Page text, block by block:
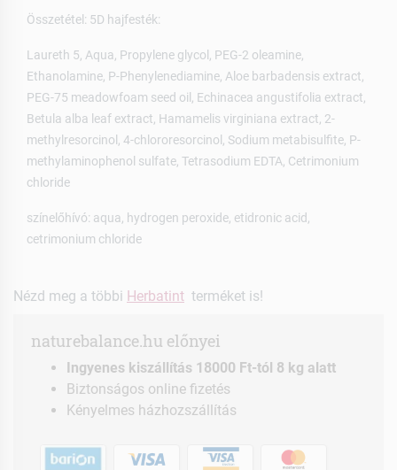
Összetétel: 5D hajfesték:
Laureth 5, Aqua, Propylene glycol, PEG-2 oleamine,
Ethanolamine, P-Phenylenediamine, Aloe barbadensis extract,
PEG-75 meadowfoam seed oil, Echinacea angustifolia extract,
Betula alba leaf extract, Hamamelis virginiana extract, 2-
methylresorcinol, 4-chlororesorcinol, Sodium metabisulfite, P-
methylaminophenol sulfate, Tetrasodium EDTA, Cetrimonium
chloride
színelőhívó: aqua, hydrogen peroxide, etidronic acid,
cetrimonium chloride
Nézd meg a többi Herbatint terméket is!
naturebalance.hu előnyei
Ingyenes kiszállítás 18000 Ft-tól 8 kg alatt
Biztonságos online fizetés
Kényelmes házhozszállítás